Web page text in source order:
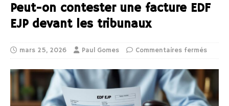
Peut-on contester une facture EDF
EJP devant les tribunaux
mars 25, 2026 Paul Gomes Commentaires fermés